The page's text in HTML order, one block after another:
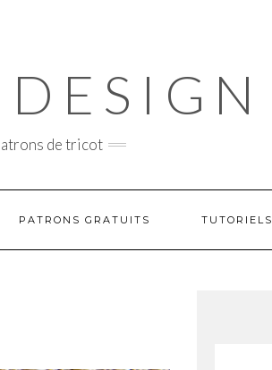
de tricot
PATRONS GRATUITS TUTORIELS